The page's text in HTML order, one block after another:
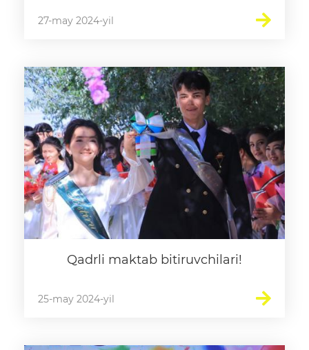
27-may 2024-yil
Qadrli maktab bitiruvchilari!
25-may 2024-yil